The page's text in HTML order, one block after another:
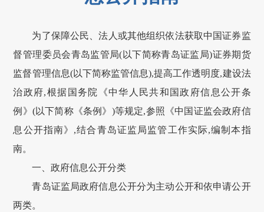
为了保障公民、法人或其他组织依法获取中国证券监
督管理委员会青岛监管局(以下简称青岛证监局)证券期货
监督管理信息(以下简称监管信息),提高工作透明度,建设法
治政府,根据国务院《中华人民共和国政府信息公开条
例》(以下简称《条例》)等规定,参照《中国证监会政府信
息公开指南》,结合青岛证监局监管工作实际,编制本指
南。
一、政府信息公开分类
青岛证监局政府信息公开分为主动公开和依申请公开
两类。